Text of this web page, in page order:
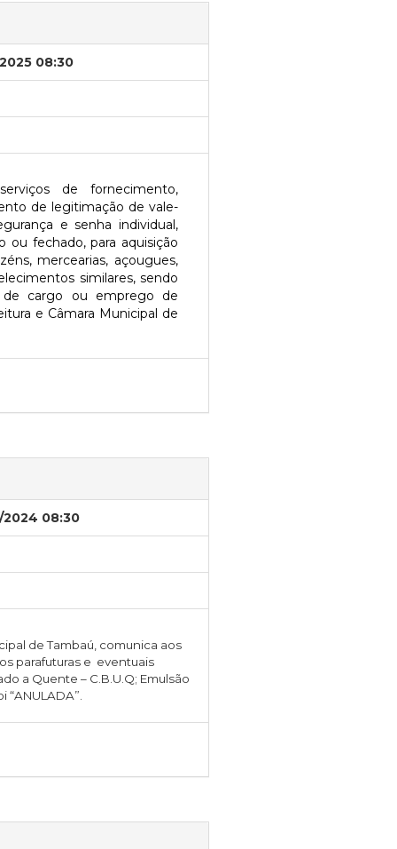
08:30
de fornecimento,
de legitimação de vale-
e senha individual,
fechado, para aquisição
mercearias, açougues,
similares, sendo
de cargo ou emprego de
e Câmara Municipal de
08:30
de Tambaú, comunica aos
parafuturas e eventuais
a Quente – C.B.U.Q; Emulsão
“ANULADA”.